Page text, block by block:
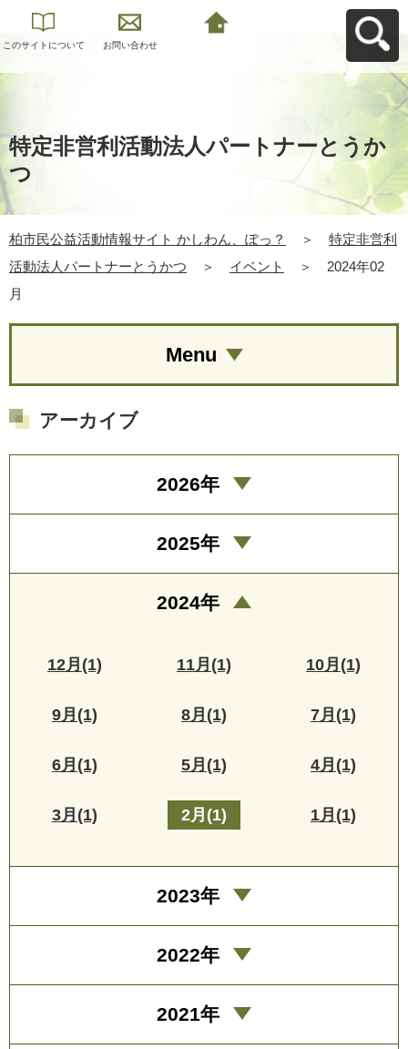
このサイトについて お問い合わせ
特定非営利活動法人パートナーとうか
つ
柏市民公益活動情報サイト かしわん、ぽっ？ ＞
特定非営利
活動法人パートナーとうかつ
＞ イベント ＞
2024年02
月
Menu
アーカイブ
2026年
2025年
2024年
12月(1) 11月(1) 10月(1)
9月(1) 8月(1) 7月(1)
6月(1) 5月(1) 4月(1)
3月(1) 2月(1) 1月(1)
2023年
2022年
2021年